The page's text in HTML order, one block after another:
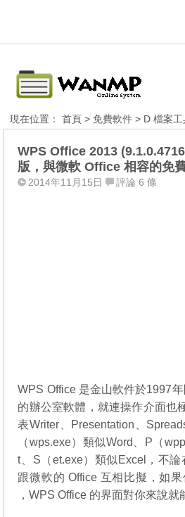
現在位置：首頁 >免費軟件 > D 檔案工
WPS Office 2013
版，與微軟 Office 相容的免
2014年11月15日 評論 6 條
WPS Office 是金山軟件於1997
的辦公室軟體，就連操作介面也
表Writer、Presentation、
（wps.exe）類似Word、P（
t、S（et.exe）類似Excel，不
跟微軟的 Office 互相比擬，如
，WPS Office 的界面對你來說就